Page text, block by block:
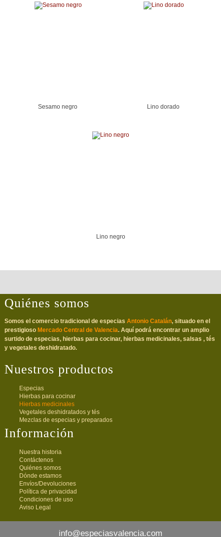
Sesamo negro Lino dorado
Lino negro
Quiénes somos
Somos el comercio tradicional de especias Antonio Catalán, situado en el
prestigioso Mercado Central de Valencia. Aquí podrá encontrar un amplio
surtido de especias, hierbas para cocinar, hierbas medicinales, salsas , tés
y vegetales deshidratado.
Nuestros productos
Especias
Hierbas para cocinar
Hierbas medicinales
Vegetales deshidratados y tés
Mezclas de especias y preparados
Información
Nuestra historia
Contáctenos
Quiénes somos
Dónde estamos
Envíos/Devoluciones
Política de privacidad
Condiciones de uso
Aviso Legal
info@especiasvalencia.com